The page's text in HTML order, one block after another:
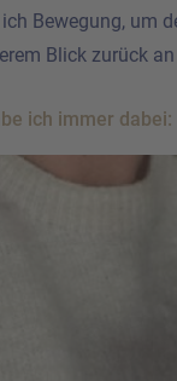
Bewegung, um
Blick zurück
ich immer